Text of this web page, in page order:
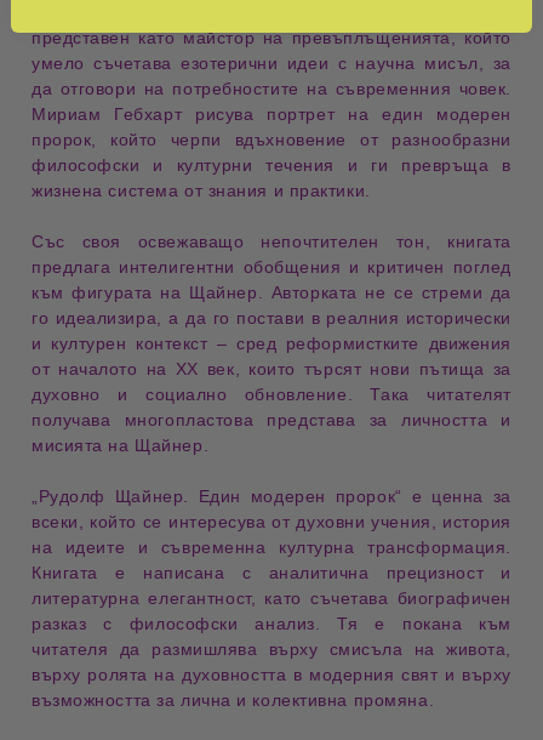
представен катомайстор на превъплъщенията, който
умело съчетава езотерични идеи с научна мисъл
, за
да отговори на потребностите на съвременния човек
Мириам Гебхарт рисува портрет на един модерен
пророк , който черпи вдъхновение от разнообразни
философски и културни течения
и ги превръща в
жизнена система от знания и практики
Със своя освежаващо непочтителен тон
, книгата
предлага интелигентни обобщения и критичен поглед
към фигурата на Щайнер. Авторката не се стреми да
го идеализира, а да го постави в реалния исторически
и културен контекст – сред реформистките движения
от началото на ХХ век , които търсят нови пътища за
духовно и социално обновление . Така читателят
получава многопластова представа за личността и
мисията на Щайнер.
„Рудолф Щайнер. Един модерен пророк“
е ценна за
всеки, който се интересува от духовни учения, история
на идеите и съвременна културна трансформация
Книгата е написана с аналитична прецизност и
литературна елегантност, като съчетава биографичен
разказ с философски анализ . Тя е покана към
читателя да размишлява върху смисъла на живота
върху ролята на духовността в модерния свят и върху
възможността за лична и колективна промяна